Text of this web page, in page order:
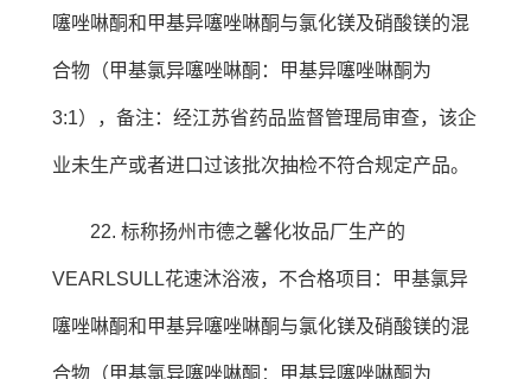
噻唑啉酮和甲基异噻唑啉酮与氯化镁及硝酸镁的混
合物（甲基氯异噻唑啉酮：甲基异噻唑啉酮为
3:1），备注：经江苏省药品监督管理局审查，该企
业未生产或者进口过该批次抽检不符合规定产品。
22. 标称扬州市德之馨化妆品厂生产的
VEARLSULL花速沐浴液，不合格项目：甲基氯异
噻唑啉酮和甲基异噻唑啉酮与氯化镁及硝酸镁的混
合物（甲基氯异噻唑啉酮：甲基异噻唑啉酮为